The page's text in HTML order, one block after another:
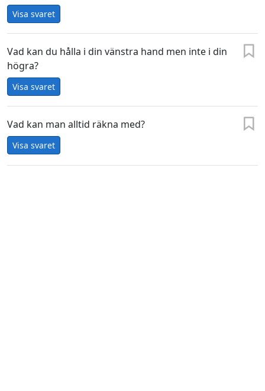
Visa svaret
Vad kan du hålla i din vänstra hand men inte i din
högra?
Visa svaret
Vad kan man alltid räkna med?
Visa svaret